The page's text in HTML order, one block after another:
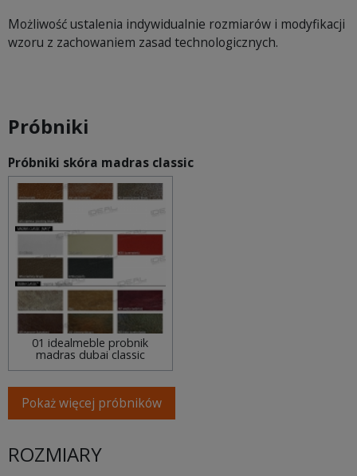
Możliwość ustalenia indywidualnie rozmiarów i modyfikacji
wzoru z zachowaniem zasad technologicznych.
Próbniki
Próbniki skóra madras classic
01 idealmeble probnik
madras dubai classic
Pokaż więcej próbników
ROZMIARY